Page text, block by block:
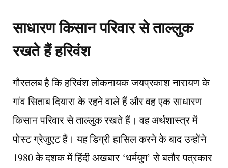
साधारण किसान परिवार से ताल्लुक
रखते हैं हरिवंश
गौरतलब है कि हरिवंश लोकनायक जयप्रकाश नारायण के
गांव सिताब दियारा के रहने वाले हैं और वह एक साधारण
किसान परिवार से ताल्लुक रखते हैं। वह अर्थशास्त्र में
पोस्ट ग्रेजुएट हैं। यह डिग्री हासिल करने के बाद उन्होंने
1980 के दशक में हिंदी अखबार ‘धर्मयुग’ से बतौर पत्रकार